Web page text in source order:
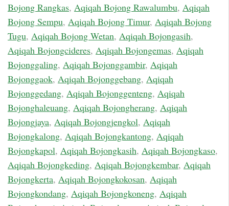
Bojong Rangkas, Aqiqah Bojong Rawalumbu, Aqiqah
Bojong Sempu, Aqiqah Bojong Timur, Aqiqah Bojong
Tugu, Aqiqah Bojong Wetan, Aqiqah Bojongasih,
Aqiqah Bojongcideres, Aqiqah Bojongemas, Aqiqah
Bojonggaling, Aqiqah Bojonggambir, Aqiqah
Bojonggaok, Aqiqah Bojonggebang, Aqiqah
Bojonggedang, Aqiqah Bojonggenteng, Aqiqah
Bojonghaleuang, Aqiqah Bojongherang, Aqiqah
Bojongjaya, Aqiqah Bojongjengkol, Aqiqah
Bojongkalong, Aqiqah Bojongkantong, Aqiqah
Bojongkapol, Aqiqah Bojongkasih, Aqiqah Bojongkaso,
Aqiqah Bojongkeding, Aqiqah Bojongkembar, Aqiqah
Bojongkerta, Aqiqah Bojongkokosan, Aqiqah
Bojongkondang, Aqiqah Bojongkoneng, Aqiqah